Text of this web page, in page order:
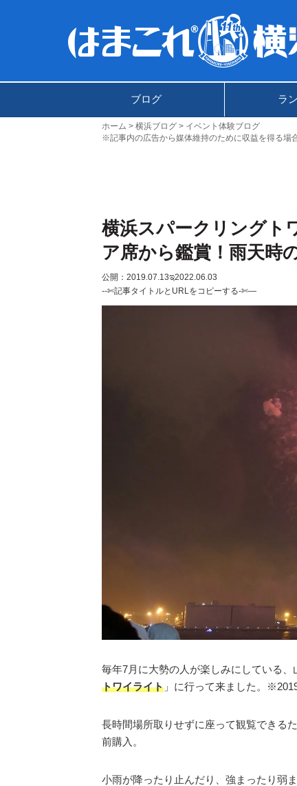
ブログ ラ
ホーム 横浜ブログ
イベント体験ブログ
※記事内の広告から媒体維持のために収益を得る場
横浜スパークリングト
ア席から鑑賞！雨天時
公開：2019.07.13ಇ2022.06.03
--✄記事タイトルとURLをコピーする-✄—
毎年7月に大勢の人が楽しみにしている
トワイライト 」に行って来ました。
長時間場所取りせずに座って観覧できる
前購入。
小雨が降ったり止んだり、強まったり弱